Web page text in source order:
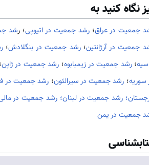
نگاه کنید به
جمعیت در عراق؛رشد جمعیت در اتیوپی؛ رشد
جمعیت در آرژانتین؛رشد جمعیت در بنگلادش؛
؛رشد جمعیت در زیمبابوه؛ رشد جمعیت در ژاپن؛
سوریه؛ رشد جمعیت در سیرالئون؛ رشد جمعیت در
رشد جمعیت در لبنان؛ رشد جمعیت در
جمعیت در یمن